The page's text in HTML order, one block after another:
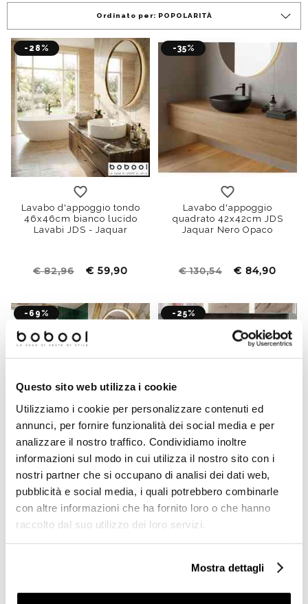
Questo sito web utilizza i cookie
Utilizziamo i cookie per personalizzare contenuti ed
annunci, per fornire funzionalità dei social media e per
analizzare il nostro traffico. Condividiamo inoltre
informazioni sul modo in cui utilizza il nostro sito con i
nostri partner che si occupano di analisi dei dati web,
pubblicità e social media, i quali potrebbero combinarle
con altre informazioni che ha fornito loro o che hanno
raccolto dal suo utilizzo dei loro servizi.
Mostra dettagli
Ordinato per: POPOLARITÀ
-28%
Lavabo d'appoggio tondo
46x46cm bianco lucido
Lavabi JDS - Jaquar
€ 82,96 € 59,90
-35%
Lavabo d'appoggio
quadrato 42x42cm JDS
Jaquar Nero Opaco
€ 130,54 € 84,90
-69%
Lavabo con colonna a muro
56x48cm Aria Jaquar
Bianco con fissaggi
-25%
Lavabo d'appoggio rotondo
bianco